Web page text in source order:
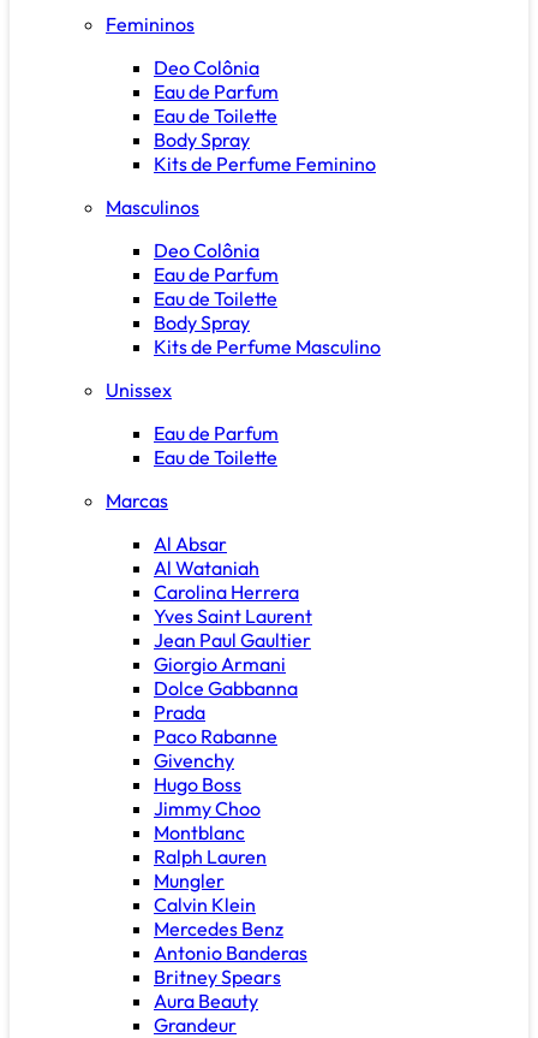
Femininos
Deo Colônia
Eau de Parfum
Eau de Toilette
Body Spray
Kits de Perfume Feminino
Masculinos
Deo Colônia
Eau de Parfum
Eau de Toilette
Body Spray
Kits de Perfume Masculino
Unissex
Eau de Parfum
Eau de Toilette
Marcas
Al Absar
Al Wataniah
Carolina Herrera
Yves Saint Laurent
Jean Paul Gaultier
Giorgio Armani
Dolce Gabbanna
Prada
Paco Rabanne
Givenchy
Hugo Boss
Jimmy Choo
Montblanc
Ralph Lauren
Mungler
Calvin Klein
Mercedes Benz
Antonio Banderas
Britney Spears
Aura Beauty
Grandeur